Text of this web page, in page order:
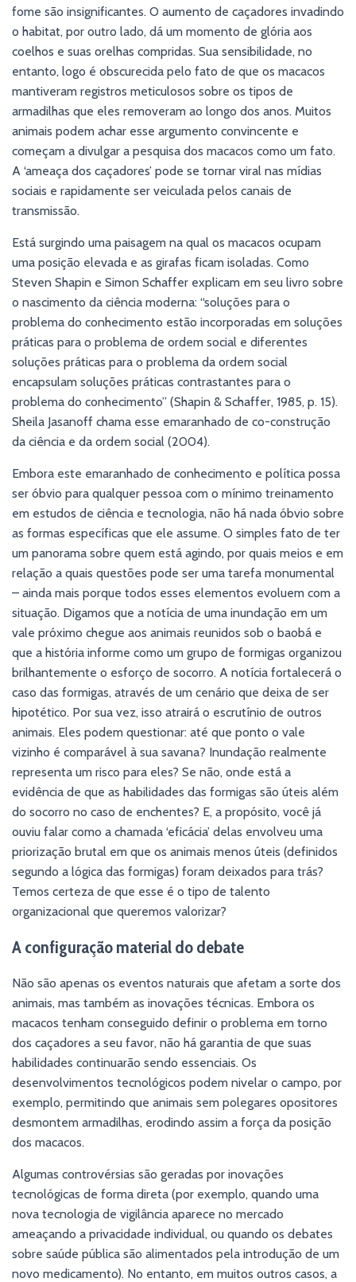
fome são insignificantes. O aumento de caçadores invadindo
o habitat, por outro lado, dá um momento de glória aos
coelhos e suas orelhas compridas. Sua sensibilidade, no
entanto, logo é obscurecida pelo fato de que os macacos
mantiveram registros meticulosos sobre os tipos de
armadilhas que eles removeram ao longo dos anos. Muitos
animais podem achar esse argumento convincente e
começam a divulgar a pesquisa dos macacos como um fato.
A ‘ameaça dos caçadores’ pode se tornar viral nas mídias
sociais e rapidamente ser veiculada pelos canais de
transmissão.
Está surgindo uma paisagem na qual os macacos ocupam
uma posição elevada e as girafas ficam isoladas. Como
Steven Shapin e Simon Schaffer explicam em seu livro sobre
o nascimento da ciência moderna: “soluções para o
problema do conhecimento estão incorporadas em soluções
práticas para o problema de ordem social e diferentes
soluções práticas para o problema da ordem social
encapsulam soluções práticas contrastantes para o
problema do conhecimento” (Shapin & Schaffer, 1985, p. 15).
Sheila Jasanoff chama esse emaranhado de co-construção
da ciência e da ordem social (2004).
Embora este emaranhado de conhecimento e política possa
ser óbvio para qualquer pessoa com o mínimo treinamento
em estudos de ciência e tecnologia, não há nada óbvio sobre
as formas específicas que ele assume. O simples fato de ter
um panorama sobre quem está agindo, por quais meios e em
relação a quais questões pode ser uma tarefa monumental
– ainda mais porque todos esses elementos evoluem com a
situação. Digamos que a notícia de uma inundação em um
vale próximo chegue aos animais reunidos sob o baobá e
que a história informe como um grupo de formigas organizou
brilhantemente o esforço de socorro. A notícia fortalecerá o
caso das formigas, através de um cenário que deixa de ser
hipotético. Por sua vez, isso atrairá o escrutínio de outros
animais. Eles podem questionar: até que ponto o vale
vizinho é comparável à sua savana? Inundação realmente
representa um risco para eles? Se não, onde está a
evidência de que as habilidades das formigas são úteis além
do socorro no caso de enchentes? E, a propósito, você já
ouviu falar como a chamada ‘eficácia’ delas envolveu uma
priorização brutal em que os animais menos úteis (definidos
segundo a lógica das formigas) foram deixados para trás?
Temos certeza de que esse é o tipo de talento
organizacional que queremos valorizar?
A configuração material do debate
Não são apenas os eventos naturais que afetam a sorte dos
animais, mas também as inovações técnicas. Embora os
macacos tenham conseguido definir o problema em torno
dos caçadores a seu favor, não há garantia de que suas
habilidades continuarão sendo essenciais. Os
desenvolvimentos tecnológicos podem nivelar o campo, por
exemplo, permitindo que animais sem polegares opositores
desmontem armadilhas, erodindo assim a força da posição
dos macacos.
Algumas controvérsias são geradas por inovações
tecnológicas de forma direta (por exemplo, quando uma
nova tecnologia de vigilância aparece no mercado
ameaçando a privacidade individual, ou quando os debates
sobre saúde pública são alimentados pela introdução de um
novo medicamento). No entanto, em muitos outros casos, a